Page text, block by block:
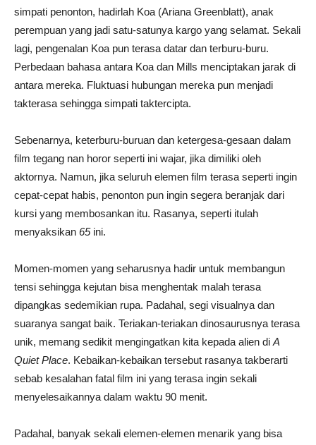
simpati penonton, hadirlah Koa (Ariana Greenblatt), anak
perempuan yang jadi satu-satunya kargo yang selamat. Sekali
lagi, pengenalan Koa pun terasa datar dan terburu-buru.
Perbedaan bahasa antara Koa dan Mills menciptakan jarak di
antara mereka. Fluktuasi hubungan mereka pun menjadi
takterasa sehingga simpati taktercipta.
Sebenarnya, keterburu-buruan dan ketergesa-gesaan dalam
film tegang nan horor seperti ini wajar, jika dimiliki oleh
aktornya. Namun, jika seluruh elemen film terasa seperti ingin
cepat-cepat habis, penonton pun ingin segera beranjak dari
kursi yang membosankan itu. Rasanya, seperti itulah
menyaksikan 65 ini.
Momen-momen yang seharusnya hadir untuk membangun
tensi sehingga kejutan bisa menghentak malah terasa
dipangkas sedemikian rupa. Padahal, segi visualnya dan
suaranya sangat baik. Teriakan-teriakan dinosaurusnya terasa
unik, memang sedikit mengingatkan kita kepada alien di A
Quiet Place. Kebaikan-kebaikan tersebut rasanya takberarti
sebab kesalahan fatal film ini yang terasa ingin sekali
menyelesaikannya dalam waktu 90 menit.
Padahal, banyak sekali elemen-elemen menarik yang bisa